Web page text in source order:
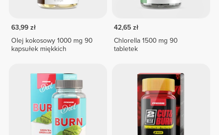
63,99 zł
Olej kokosowy 1000 mg 90
kapsułek miękkich
42,65 zł
Chlorella 1500 mg 90
tabletek